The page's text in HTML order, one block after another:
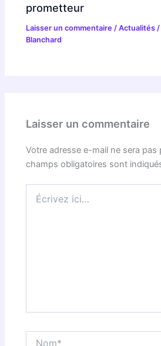
prometteur
Laisser un commentaire /Actualités /
Blanchard
Laisser un commentaire
Votre adresse e-mail ne sera pas
champs obligatoires sont
ici…